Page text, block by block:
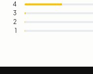
4
3
2
1